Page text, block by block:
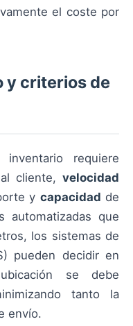
el coste por
y criterios de
requiere
al cliente,velocidad
y capacidad de
automatizadas que
los sistemas de
pueden decidir en
se debe
tanto la
envío.